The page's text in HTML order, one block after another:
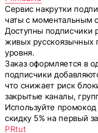
Сервис накрутки
чаты с моментальным
Доступны подписчики
живых русскоязычных
уровня.
Заказ оформляется в
подписчики
что снижает риск
закрытые каналы,
Используйте
скидку 5% на первый
PRtut